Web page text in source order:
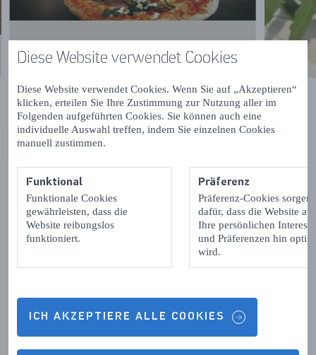
Diese Website verwendet Cookies
Diese Website verwendet Cookies. Wenn Sie auf „Akzeptieren“
klicken, erteilen Sie Ihre Zustimmung zur Nutzung aller im
Folgenden aufgeführten Cookies. Sie können auch eine
individuelle Auswahl treffen, indem Sie einzelnen Cookies
manuell zustimmen.
Funktional
Funktionale Cookies
gewährleisten, dass die
Website reibungslos
funktioniert.
Präferenz
Präferenz-Cookies sorgen
dafür, dass die Website auf
Ihre persönlichen
und Präferenzen hin
wird.
ICH AKZEPTIERE ALLE COOKIES
Kontaktdetails & Öffnungszeiten
ÖFFNUNGSZEITEN
Montag:
10:00 - 21:00